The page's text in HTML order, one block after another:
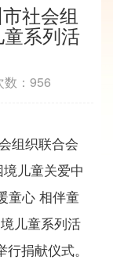
社会组
系列活
数：956
组织联合会
境儿童关爱中
童心 相伴童
儿童系列活
捐献仪式。